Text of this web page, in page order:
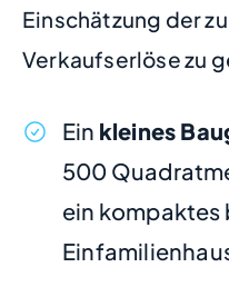
Einschätzung der
Verkaufserlöse zu
Ein kleines
500
ein